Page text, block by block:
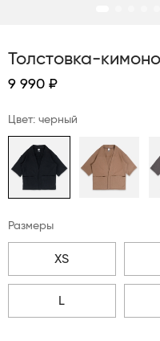
Толстовка-
9 990 ₽
Цвет: черный
Размеры
XS
L